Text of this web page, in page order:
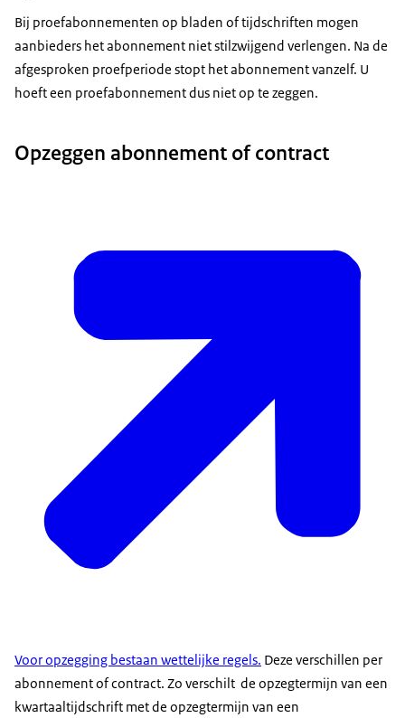
Bij proefabonnementen op bladen of tijdschriften mogen
aanbieders het abonnement niet stilzwijgend verlengen. Na de
afgesproken proefperiode stopt het abonnement vanzelf. U
hoeft een proefabonnement dus niet op te zeggen.
Opzeggen abonnement of contract
Voor opzegging bestaan wettelijke regels. Deze verschillen per
abonnement of contract. Zo verschilt de opzegtermijn van een
kwartaaltijdschrift met de opzegtermijn van een